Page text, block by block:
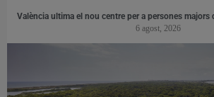
València ultima el nou centre per a persones majors
6 agost, 2026